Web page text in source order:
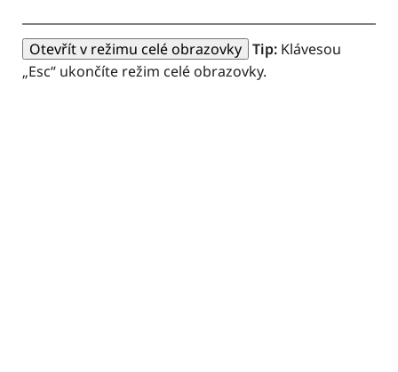
Otevřít v režimu celé obrazovky Tip: Klávesou
„Esc“ ukončíte režim celé obrazovky.